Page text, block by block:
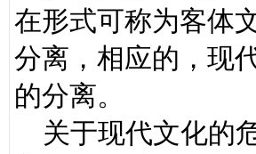
在形式可称为客体
分离，相应的，现
的分离。
关于现代文化的